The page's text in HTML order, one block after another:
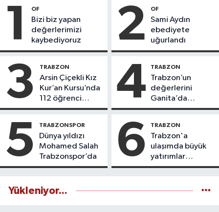
1 OF
Bizi biz yapan
değerlerimizi
kaybediyoruz
2 OF
Sami Aydın
ebediyete
uğurlandı
3 TRABZON
Arsin Çiçekli Kız
Kur’an Kursu’nda
112 öğrenci
icazet aldı
4 TRABZON
Trabzon’un
değerlerini
Ganita’da
yaşatıyoruz
5 TRABZONSPOR
Dünya yıldızı
Mohamed Salah
Trabzonspor’da
6 TRABZON
Trabzon'a
ulaşımda büyük
yatırımlar
yapılıyor
Yükleniyor...